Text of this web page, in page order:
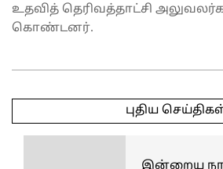
உதவித் தெரிவத்தாட்சி
கொண்டனர்.
04-
புதிய